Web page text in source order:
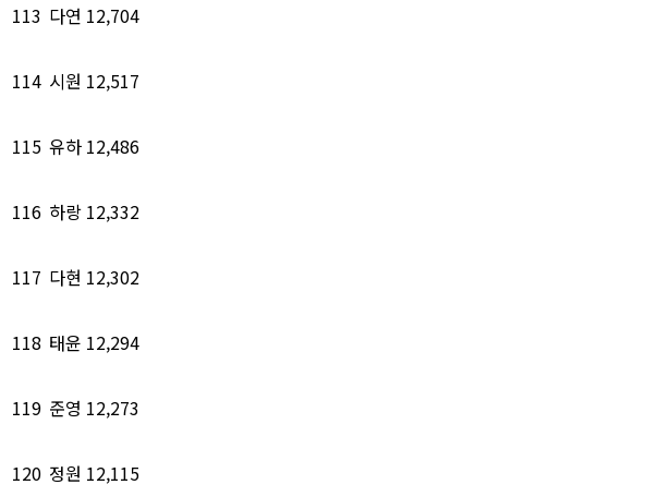
113 다연 12,704
114 시원 12,517
115 유하 12,486
116 하랑 12,332
117 다현 12,302
118 태윤 12,294
119 준영 12,273
120 정원 12,115